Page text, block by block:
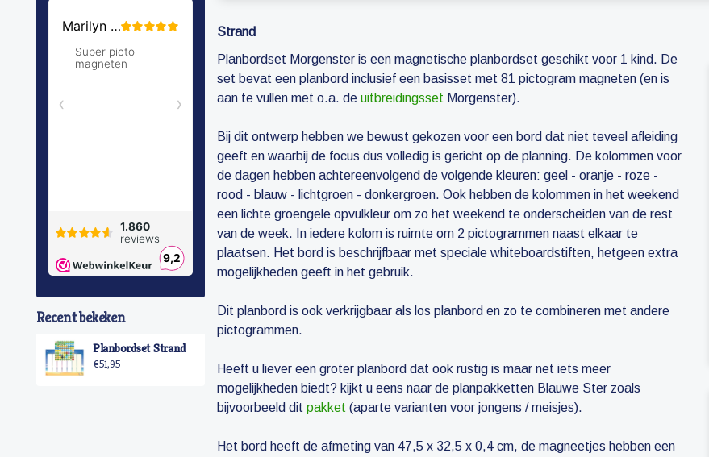
Recent bekeken
Planbordset Strand
€51,95
Strand
Planbordset Morgenster is een magnetische planbordset geschikt voor 1 kind. De
set bevat een planbord inclusief een basisset met 81 pictogram magneten (en is
aan te vullen met o.a. de uitbreidingsset Morgenster).
Bij dit ontwerp hebben we bewust gekozen voor een bord dat niet teveel afleiding
geeft en waarbij de focus dus volledig is gericht op de planning. De kolommen voor
de dagen hebben achtereenvolgend de volgende kleuren: geel - oranje - roze -
rood - blauw - lichtgroen - donkergroen. Ook hebben de kolommen in het weekend
een lichte groengele opvulkleur om zo het weekend te onderscheiden van de rest
van de week. In iedere kolom is ruimte om 2 pictogrammen naast elkaar te
plaatsen. Het bord is beschrijfbaar met speciale whiteboardstiften, hetgeen extra
mogelijkheden geeft in het gebruik.
Dit planbord is ook verkrijgbaar als los planbord en zo te combineren met andere
pictogrammen.
Heeft u liever een groter planbord dat ook rustig is maar net iets meer
mogelijkheden biedt? kijkt u eens naar de planpakketten Blauwe Ster zoals
bijvoorbeeld dit pakket (aparte varianten voor jongens / meisjes).
Het bord heeft de afmeting van 47,5 x 32,5 x 0,4 cm, de magneetjes hebben een